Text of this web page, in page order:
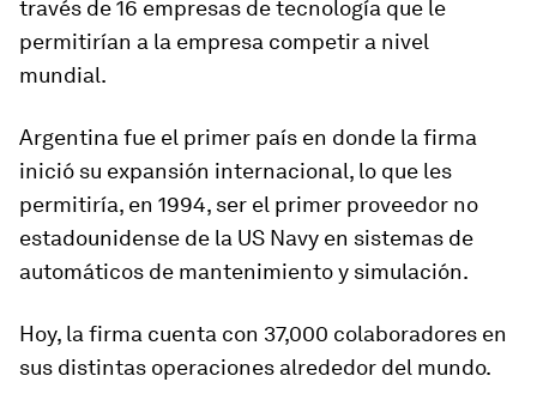
través de 16 empresas de tecnología que le
permitirían a la empresa competir a nivel
mundial.
Argentina fue el primer país en donde la firma
inició su expansión internacional, lo que les
permitiría, en 1994, ser el primer proveedor no
estadounidense de la US Navy en sistemas de
automáticos de mantenimiento y simulación.
Hoy, la firma cuenta con 37,000 colaboradores en
sus distintas operaciones alrededor del mundo.